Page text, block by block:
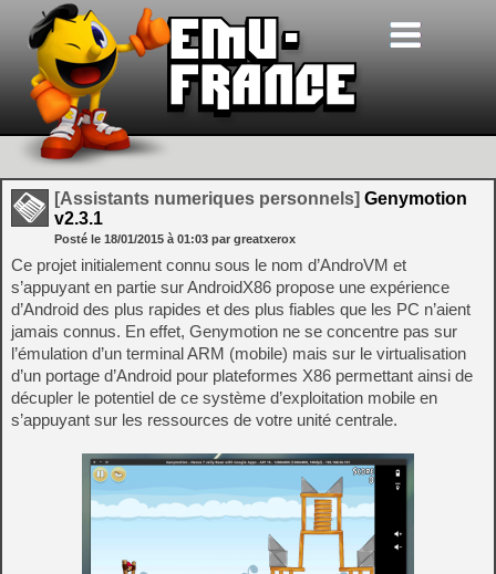
[Assistants numeriques personnels] Genymotion
v2.3.1
Posté le 18/01/2015 à 01:03 par greatxerox
Ce projet initialement connu sous le nom d’AndroVM et
s’appuyant en partie sur AndroidX86 propose une expérience
d’Android des plus rapides et des plus fiables que les PC n’aient
jamais connus. En effet, Genymotion ne se concentre pas sur
l’émulation d’un terminal ARM (mobile) mais sur le virtualisation
d’un portage d’Android pour plateformes X86 permettant ainsi de
décupler le potentiel de ce système d’exploitation mobile en
s’appuyant sur les ressources de votre unité centrale.